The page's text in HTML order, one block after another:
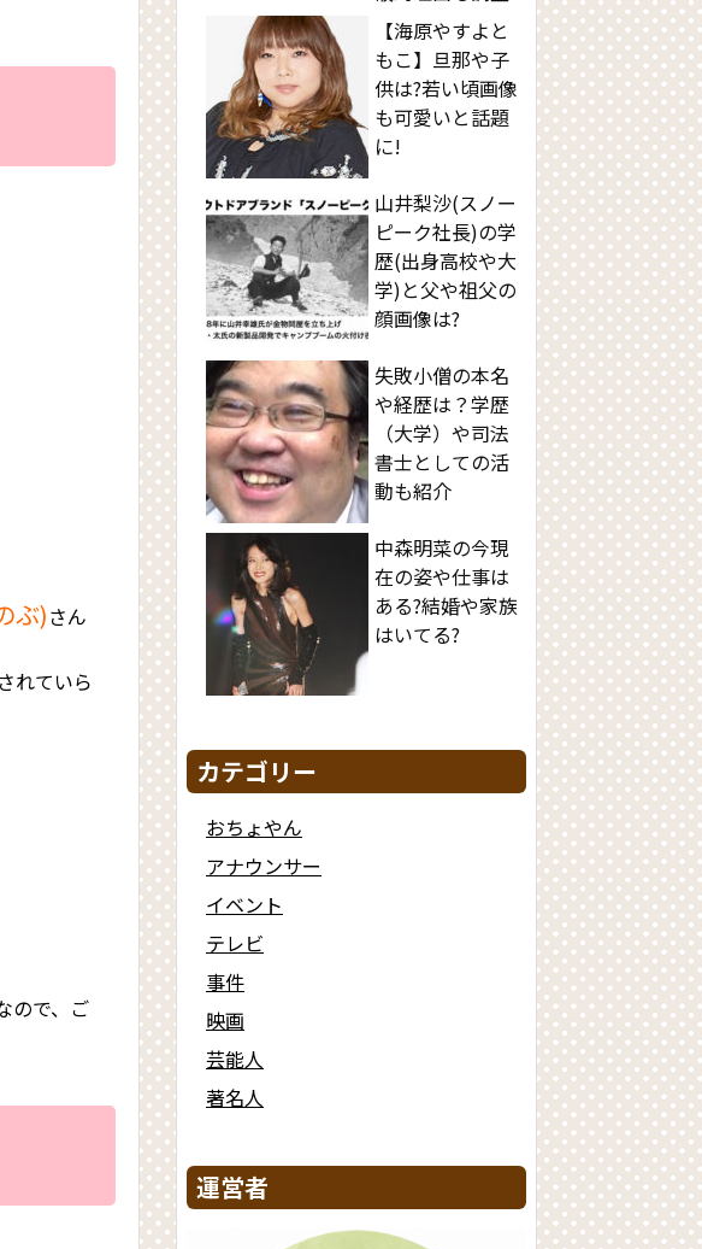
ぶ)さん
れていら
ので、ご
【海原やすよと
もこ】旦那や子
供は?若い頃画像
も可愛いと話題
に!
山井梨沙(スノー
ピーク社長)の学
歴(出身高校や大
学)と父や祖父の
顔画像は?
失敗小僧の本名
や経歴は？学歴
（大学）や司法
書士としての活
動も紹介
中森明菜の今現
在の姿や仕事は
ある?結婚や家族
はいてる?
カテゴリー
おちょやん
アナウンサー
イベント
テレビ
事件
映画
芸能人
著名人
運営者